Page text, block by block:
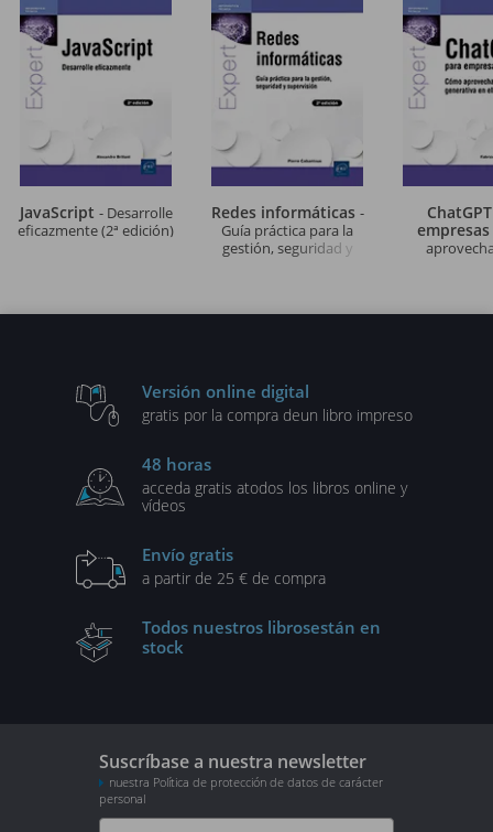
JavaScript - Desarrolle
eficazmente (2ª edición)
Redes informáticas -
Guía práctica para la
gestión, seguridad y
empresas
Versión online digital
gratis por la compra deun libro impreso
48 horas
acceda gratis atodos los libros online y
vídeos
Envío gratis
a partir de 25 € de compra
Todos nuestros librosestán en
stock
Suscríbase a nuestra newsletter
nuestra Política de protección de datos de carácter
personal